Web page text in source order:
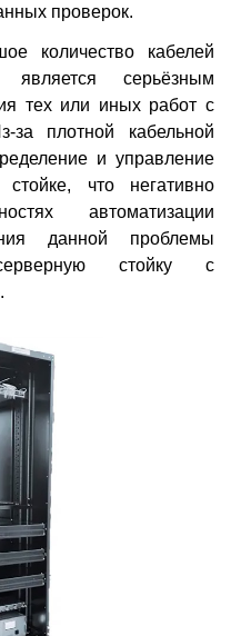
проверок.
количество кабелей
серьёзным
тех или иных работ с
за плотной кабельной
и управление
что негативно
автоматизации
данной проблемы
стойку с